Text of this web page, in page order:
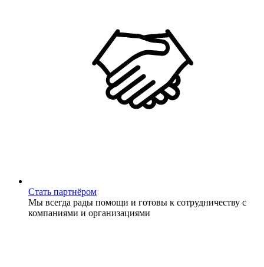
Стать партнёром
Мы всегда рады помощи и готовы к сотрудничеству с
компаниями и организациями